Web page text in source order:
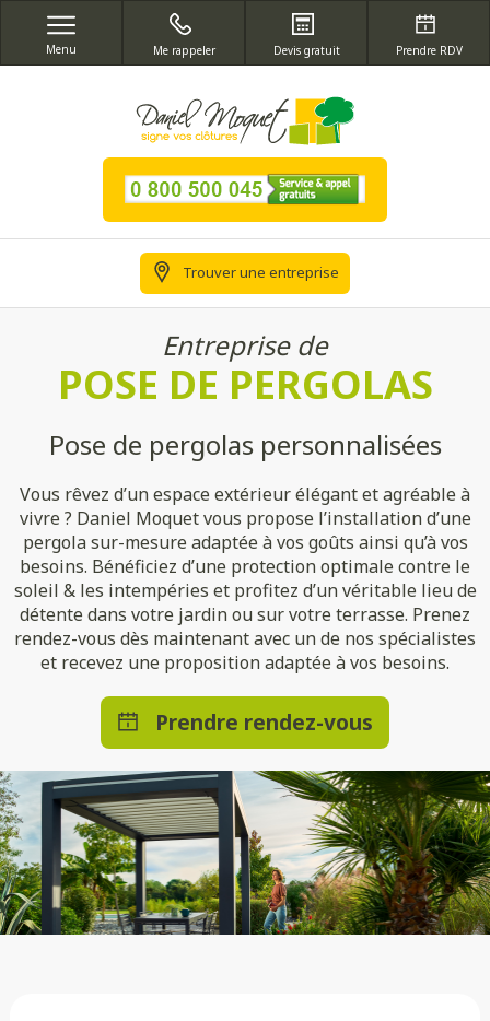
Menu Me rappeler Devis gratuit Prendre RDV
Trouver une entreprise
Entreprise de
POSE DE PERGOLAS
Pose de pergolas personnalisées
Vous rêvez d’un espace extérieur élégant et agréable à
vivre ? Daniel Moquet vous propose l’installation d’une
pergola sur-mesure adaptée à vos goûts ainsi qu’à vos
besoins. Bénéficiez d’une protection optimale contre le
soleil & les intempéries et profitez d’un véritable lieu de
détente dans votre jardin ou sur votre terrasse. Prenez
rendez-vous dès maintenant avec un de nos spécialistes
et recevez une proposition adaptée à vos besoins.
Prendre rendez-vous